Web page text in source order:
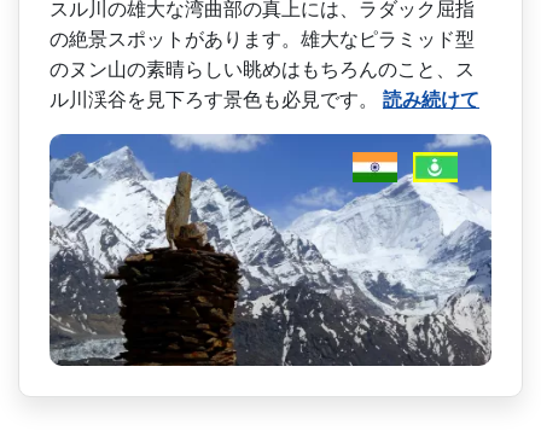
スル川の雄大な湾曲部の真上­には、ラダック屈指
の絶景スポットがあります。雄大­なピラミッド型
のヌン山の素晴らしい眺めはもちろん­のこと、ス
ル川渓谷を見下ろす景色も必見です。 読み続けて